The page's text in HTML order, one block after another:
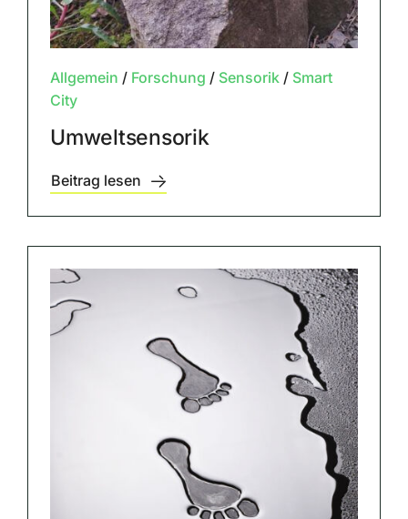
Allgemein / Forschung / Sensorik/ Smart
City
Umweltsensorik
Beitrag lesen